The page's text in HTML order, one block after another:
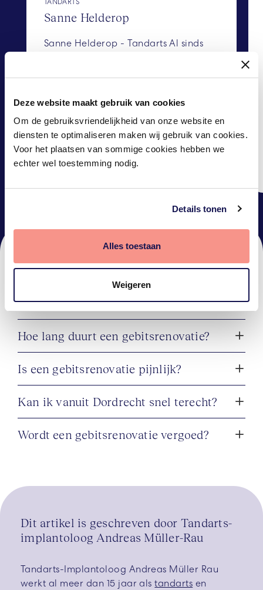
Deze website maakt gebruik van cookies
Om de gebruiksvriendelijkheid van onze website en
diensten te optimaliseren maken wij gebruik van cookies.
Voor het plaatsen van sommige cookies hebben we
echter wel toestemming nodig.
Details tonen
Alles toestaan
Weigeren
Sanne Helderop
Sanne Helderop - Tandarts Al sinds
praktijk. Patiënten geven aan zich
er goed geluisterd wordt en
vervolgens een duidelijk
behandelplan wordt voorgesteld.
Sanne heeft liefde voor het vak
esthetiek van het gebit. Naast haar
algemene tandartsbehandelingen
heeft Sanne extra interesse in het
kronen en bruggen. In haar vrije tijd
brengt ze graag veel tijd door met
ervaring als tandarts Extra interesse in
bruggen BIG: 19930948602
Lees meer
Veelgestelde vragen
Wat kost een gebitsrenovatie?
Hoe lang duurt een gebitsrenovatie?
Is een gebitsrenovatie pijnlijk?
Kan ik vanuit Dordrecht snel terecht?
Wordt een gebitsrenovatie vergoed?
Dit artikel is geschreven door Tandarts-
implantoloog Andreas Müller-Rau
Tandarts-Implantoloog Andreas Müller Rau
werkt al meer dan 15 jaar alstandarts en